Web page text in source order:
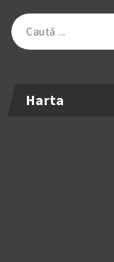
Caută
după:
Harta